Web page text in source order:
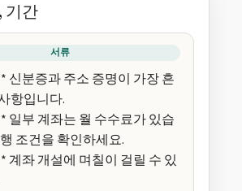
기간
서류
신분증과 주소 증명이 가장 흔
항입니다.
일부 계좌는 월 수수료가 있습
조건을 확인하세요.
계좌 개설에 며칠이 걸릴 수 있